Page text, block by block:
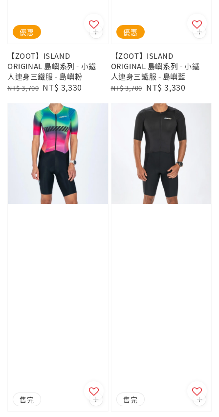
優惠
【ZOOT】ISLAND
ORIGINAL 島嶼系列 - 小鐵
人連身三鐵服 - 島嶼粉
Regular
NT$ 3,700 Sale
NT$ 3,330
優惠
【ZOOT】ISLAND
ORIGINAL 島嶼系列 - 小鐵
人連身三鐵服 - 島嶼藍
Regular
NT$ 3,700 Sale
NT$ 3,330
售完 售完